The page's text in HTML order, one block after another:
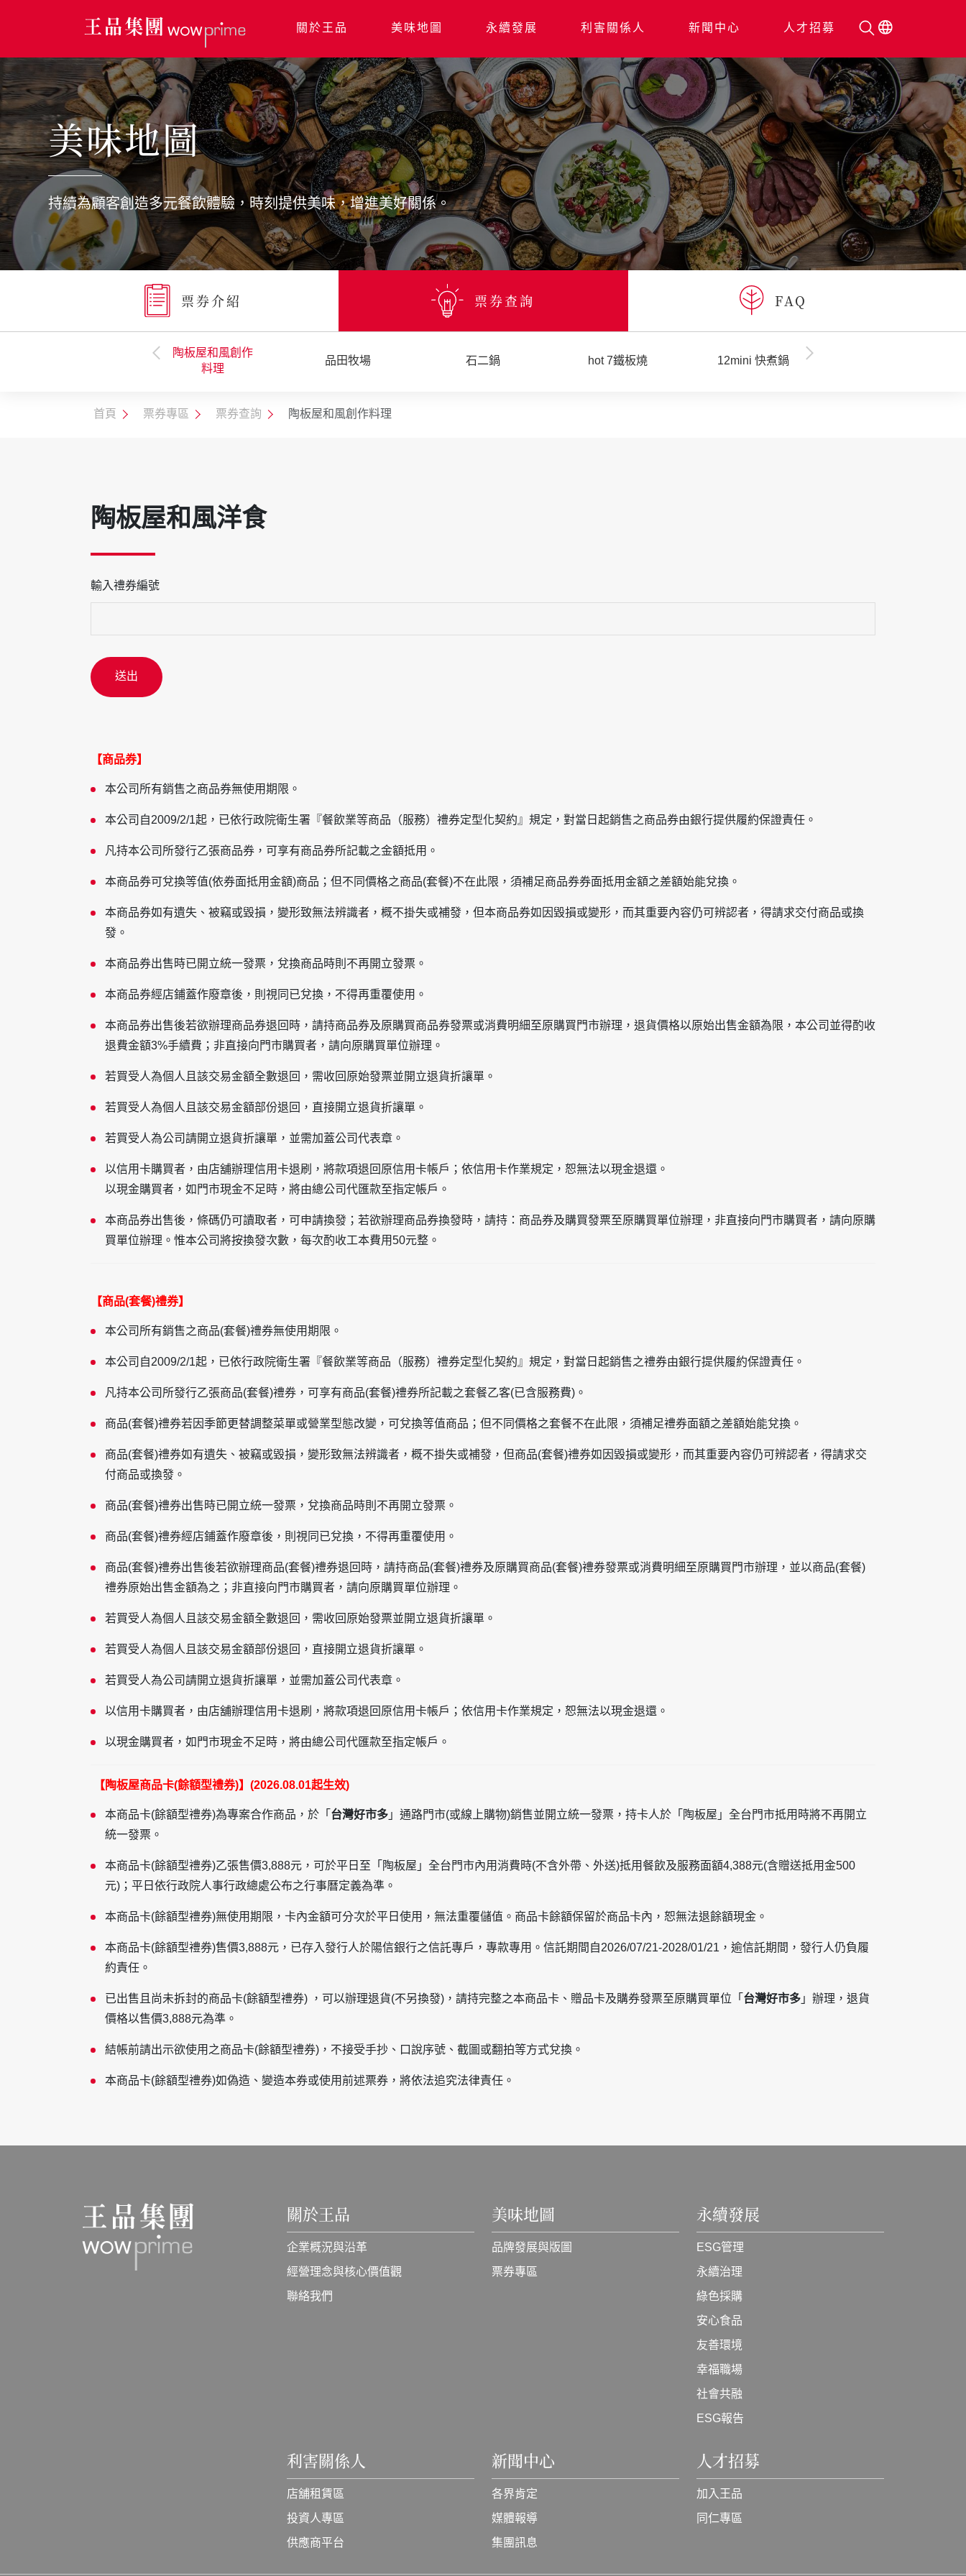
關於王品
美味地圖
永續發展
利害關係人
新聞中心
關於王品 美味地圖 永續發展 利害關係人 新聞中心 人才招募
美味地圖
持續為顧客創造多元餐飲體驗，時刻提供美味，增進美好關係。
票券介紹 票券查詢 FAQ
票券種類 票券購買 優惠價格 使用說明 退/換貨
陶板屋和風創作
料理
品田牧場 石二鍋 hot 7鐵板燒 12mini 快煮鍋
首頁 票券專區 票券查詢 陶板屋和風創作料理
陶板屋和風洋食
輸入禮券編號
送出
【商品券】
本公司所有銷售之商品券無使用期限。
本公司自2009/2/1起，已依行政院衛生署『餐飲業等商品（服務）禮券定型化契約』規定，對當日起銷售之商品券由銀行提供履約保證責任。
凡持本公司所發行乙張商品券，可享有商品券所記載之金額抵用。
本商品券可兌換等值(依券面抵用金額)商品；但不同價格之商品(套餐)不在此限，須補足商品券券面抵用金額之差額始能兌換。
本商品券如有遺失、被竊或毀損，變形致無法辨識者，概不掛失或補發，但本商品券如因毀損或變形，而其重要內容仍可辨認者，得請求交付商品或換
發。
本商品券出售時已開立統一發票，兌換商品時則不再開立發票。
本商品券經店鋪蓋作廢章後，則視同已兌換，不得再重覆使用。
本商品券出售後若欲辦理商品券退回時，請持商品券及原購買商品券發票或消費明細至原購買門市辦理，退貨價格以原始出售金額為限，本公司並得酌收
退費金額3%手續費；非直接向門市購買者，請向原購買單位辦理。
若買受人為個人且該交易金額全數退回，需收回原始發票並開立退貨折讓單。
若買受人為個人且該交易金額部份退回，直接開立退貨折讓單。
若買受人為公司請開立退貨折讓單，並需加蓋公司代表章。
以信用卡購買者，由店舖辦理信用卡退刷，將款項退回原信用卡帳戶；依信用卡作業規定，恕無法以現金退還。
以現金購買者，如門市現金不足時，將由總公司代匯款至指定帳戶。
本商品券出售後，條碼仍可讀取者，可申請換發；若欲辦理商品券換發時，請持：商品券及購買發票至原購買單位辦理，非直接向門市購買者，請向原購
買單位辦理。惟本公司將按換發次數，每次酌收工本費用50元整。
【商品(套餐)禮券】
本公司所有銷售之商品(套餐)禮券無使用期限。
本公司自2009/2/1起，已依行政院衛生署『餐飲業等商品（服務）禮券定型化契約』規定，對當日起銷售之禮券由銀行提供履約保證責任。
凡持本公司所發行乙張商品(套餐)禮券，可享有商品(套餐)禮券所記載之套餐乙客(已含服務費)。
商品(套餐)禮券若因季節更替調整菜單或營業型態改變，可兌換等值商品；但不同價格之套餐不在此限，須補足禮券面額之差額始能兌換。
商品(套餐)禮券如有遺失、被竊或毀損，變形致無法辨識者，概不掛失或補發，但商品(套餐)禮券如因毀損或變形，而其重要內容仍可辨認者，得請求交
付商品或換發。
商品(套餐)禮券出售時已開立統一發票，兌換商品時則不再開立發票。
商品(套餐)禮券經店鋪蓋作廢章後，則視同已兌換，不得再重覆使用。
商品(套餐)禮券出售後若欲辦理商品(套餐)禮券退回時，請持商品(套餐)禮券及原購買商品(套餐)禮券發票或消費明細至原購買門市辦理，並以商品(套餐)
禮券原始出售金額為之；非直接向門市購買者，請向原購買單位辦理。
若買受人為個人且該交易金額全數退回，需收回原始發票並開立退貨折讓單。
若買受人為個人且該交易金額部份退回，直接開立退貨折讓單。
若買受人為公司請開立退貨折讓單，並需加蓋公司代表章。
以信用卡購買者，由店舖辦理信用卡退刷，將款項退回原信用卡帳戶；依信用卡作業規定，恕無法以現金退還。
以現金購買者，如門市現金不足時，將由總公司代匯款至指定帳戶。
【陶板屋商品卡(餘額型禮券)】 (2026.08.01起生效)
本商品卡(餘額型禮券)為專案合作商品，於「 台灣好市多 」通路門市(或線上購物)銷售並開立統一發票，持卡人於「陶板屋」全台門市抵用時將不再開立
統一發票。
本商品卡(餘額型禮券)乙張售價3,888元，可於平日至「陶板屋」全台門市內用消費時(不含外帶、外送)抵用餐飲及服務面額4,388元(含贈送抵用金500
元)；平日依行政院人事行政總處公布之行事曆定義為準。
本商品卡(餘額型禮券)無使用期限，卡內金額可分次於平日使用，無法重覆儲值。商品卡餘額保留於商品卡內，恕無法退餘額現金。
本商品卡(餘額型禮券)售價3,888元，已存入發行人於陽信銀行之信託專戶，專款專用。信託期間自2026/07/21-2028/01/21，逾信託期間，發行人仍負履
約責任。
已出售且尚未拆封的商品卡(餘額型禮券) ，可以辦理退貨(不另換發)，請持完整之本商品卡、贈品卡及購券發票至原購買單位「 台灣好市多 」辦理，退貨
價格以售價3,888元為準。
結帳前請出示欲使用之商品卡(餘額型禮券)，不接受手抄、口說序號、截圖或翻拍等方式兌換。
本商品卡(餘額型禮券)如偽造、變造本券或使用前述票券，將依法追究法律責任。
關於王品
企業概況與沿革
經營理念與核心價值觀
聯絡我們
美味地圖
品牌發展與版圖
票券專區
永續發展
ESG管理
永續治理
綠色採購
安心食品
友善環境
幸福職場
社會共融
ESG報告
利害關係人
店舖租賃區
投資人專區
供應商平台
新聞中心
各界肯定
媒體報導
集團訊息
人才招募
加入王品
同仁專區